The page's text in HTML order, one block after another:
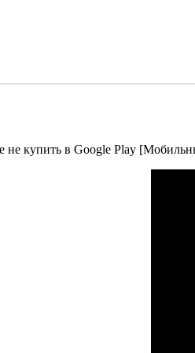
не купить в Google Play